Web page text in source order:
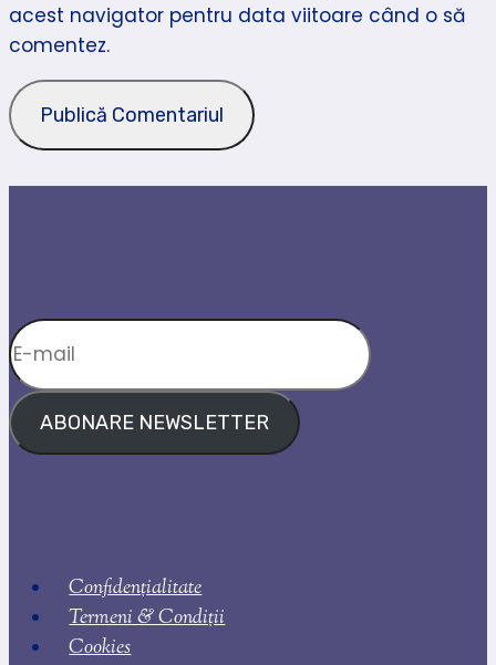
acest navigator pentru data viitoare când o să
comentez.
ABONARE NEWSLETTER
Confidențialitate
Termeni & Condiții
Cookies